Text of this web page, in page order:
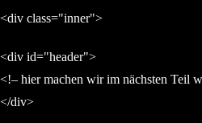
<div class="inner">
<div id="header">
<!– hier machen wir im nächsten Teil
</div>